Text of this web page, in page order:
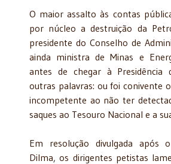
O maior assalto às contas
por núcleo a destruição da
presidente do Conselho de
ainda ministra de Minas e
antes de chegar à Presidência
outras palavras: ou foi conivente
incompetente ao não ter
saques ao Tesouro Nacional e a
Em resolução divulgada após
Dilma, os dirigentes petistas